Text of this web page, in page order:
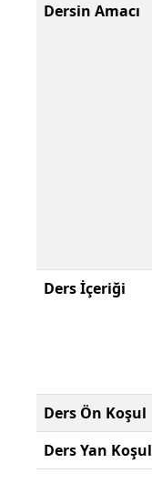
Dersin Amacı
Ders İçeriği
Ders Ön Koşul
Ders Yan Koşul